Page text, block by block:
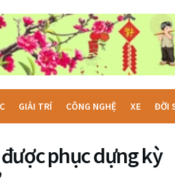
GIẢI TRÍ CÔNG NGHỆ XE ĐỜI
được phục dựng kỳ